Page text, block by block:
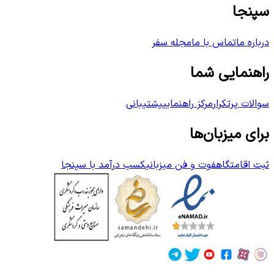
سپنجا
درباره ماتماس با مامجله سفر
راهنمایی شما
سوالات پرتکرارمرکز راهنماییپشتیبانی
برای میزبان‌ها
ثبت اقامتگاهفوت و فن میزبانیکسب درآمد با سپنجا